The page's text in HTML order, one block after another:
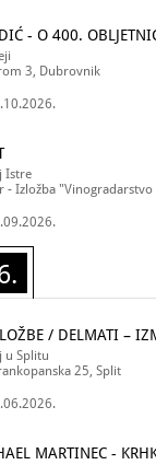
- O 400.
3, Dubrovnik
Istre
- Izložba
/ DELMATI –
u Splitu
25, Split
MARTINEC -